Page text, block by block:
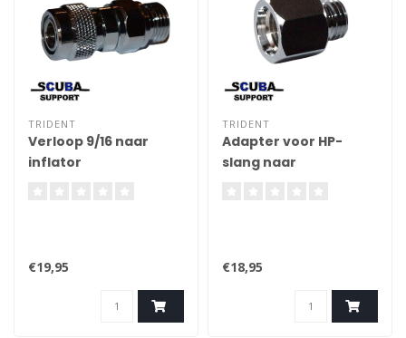
TRIDENT
Verloop 9/16 naar
inflator
€19,95
TRIDENT
Adapter voor HP-
slang naar
€18,95